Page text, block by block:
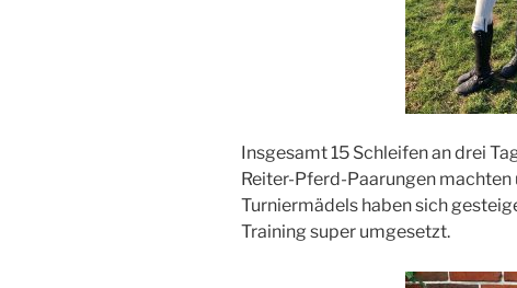
Insgesamt 15 Schleifen an drei
Reiter-Pferd-Paarungen machten
Turniermädels haben sich
Training super umgesetzt.